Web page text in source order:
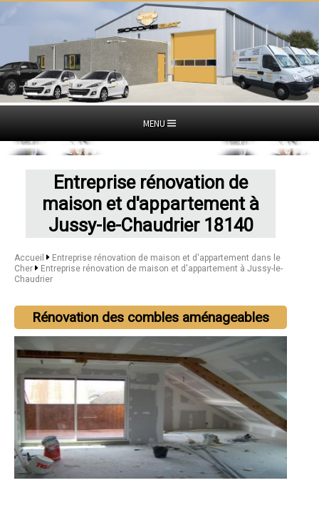
MENU
Entreprise rénovation de
maison et d'appartement à
Jussy-le-Chaudrier 18140
Accueil
Entreprise rénovation de maison et d'appartement dans le
Cher
Entreprise rénovation de maison et d'appartement à Jussy-le-
Chaudrier
Rénovation des combles aménageables